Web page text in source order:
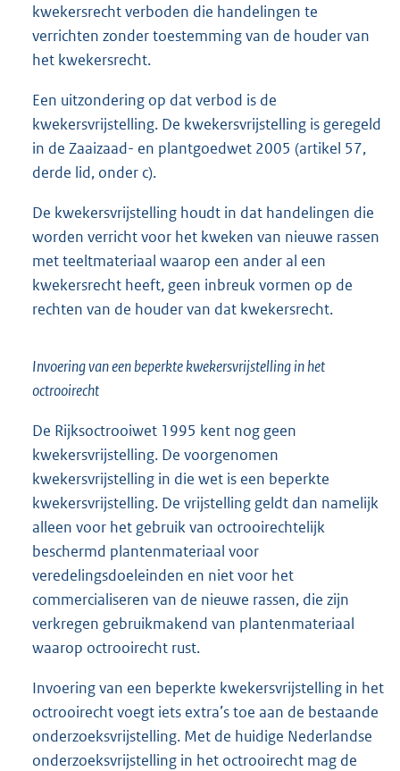
kwekersrecht verboden die handelingen te
verrichten zonder toestemming van de houder van
het kwekersrecht.
Een uitzondering op dat verbod is de
kwekersvrijstelling. De kwekersvrijstelling is geregeld
in de Zaaizaad- en plantgoedwet 2005 (artikel 57,
derde lid, onder c).
De kwekersvrijstelling houdt in dat handelingen die
worden verricht voor het kweken van nieuwe rassen
met teeltmateriaal waarop een ander al een
kwekersrecht heeft, geen inbreuk vormen op de
rechten van de houder van dat kwekersrecht.
Invoering van een beperkte kwekersvrijstelling in het
octrooirecht
De Rijksoctrooiwet 1995 kent nog geen
kwekersvrijstelling. De voorgenomen
kwekersvrijstelling in die wet is een beperkte
kwekersvrijstelling. De vrijstelling geldt dan namelijk
alleen voor het gebruik van octrooirechtelijk
beschermd plantenmateriaal voor
veredelingsdoeleinden en niet voor het
commercialiseren van de nieuwe rassen, die zijn
verkregen gebruikmakend van plantenmateriaal
waarop octrooirecht rust.
Invoering van een beperkte kwekersvrijstelling in het
octrooirecht voegt iets extra’s toe aan de bestaande
onderzoeksvrijstelling. Met de huidige Nederlandse
onderzoeksvrijstelling in het octrooirecht mag de